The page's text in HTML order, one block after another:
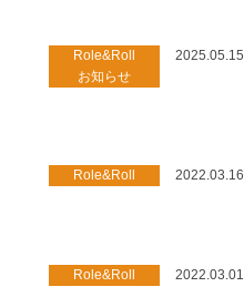
Role&Roll
お知らせ
2025.05.15
Role&Roll 2022.03.16
Role&Roll 2022.03.01